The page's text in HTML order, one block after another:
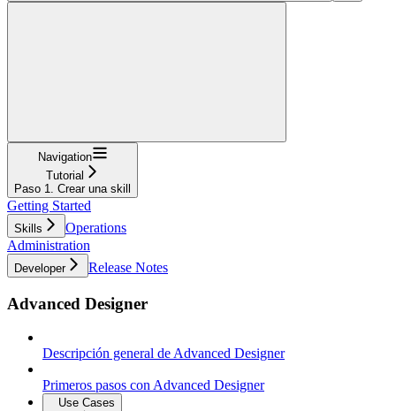
Navigation
Tutorial
Paso 1. Crear una skill
Getting Started
Skills
Operations
Administration
Developer Release Notes
Advanced Designer
Descripción general de Advanced Designer
Primeros pasos con Advanced Designer
Use Cases